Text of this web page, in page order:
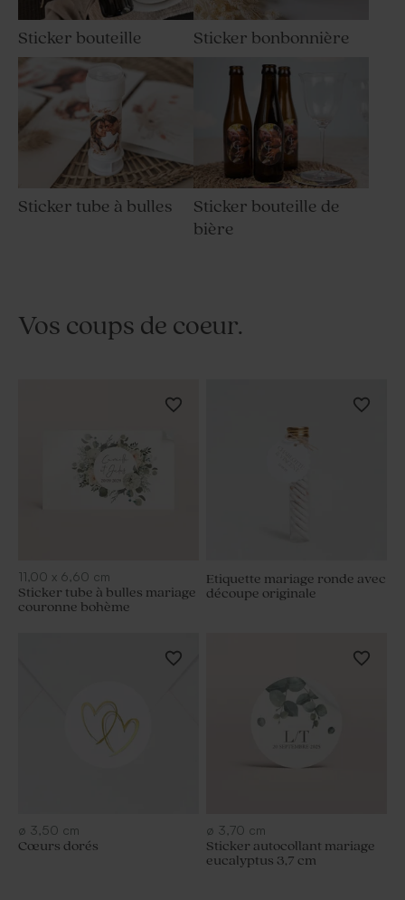
Sticker bouteille Sticker bonbonnière
Sticker tube à bulles
Sticker bouteille de
bière
Vos coups de coeur.
11,00 x 6,60 cm
Sticker tube à bulles mariage
couronne bohème
Etiquette mariage ronde avec
découpe originale
ø 3,50 cm
Cœurs dorés
ø 3,70 cm
Sticker autocollant mariage
eucalyptus 3,7 cm